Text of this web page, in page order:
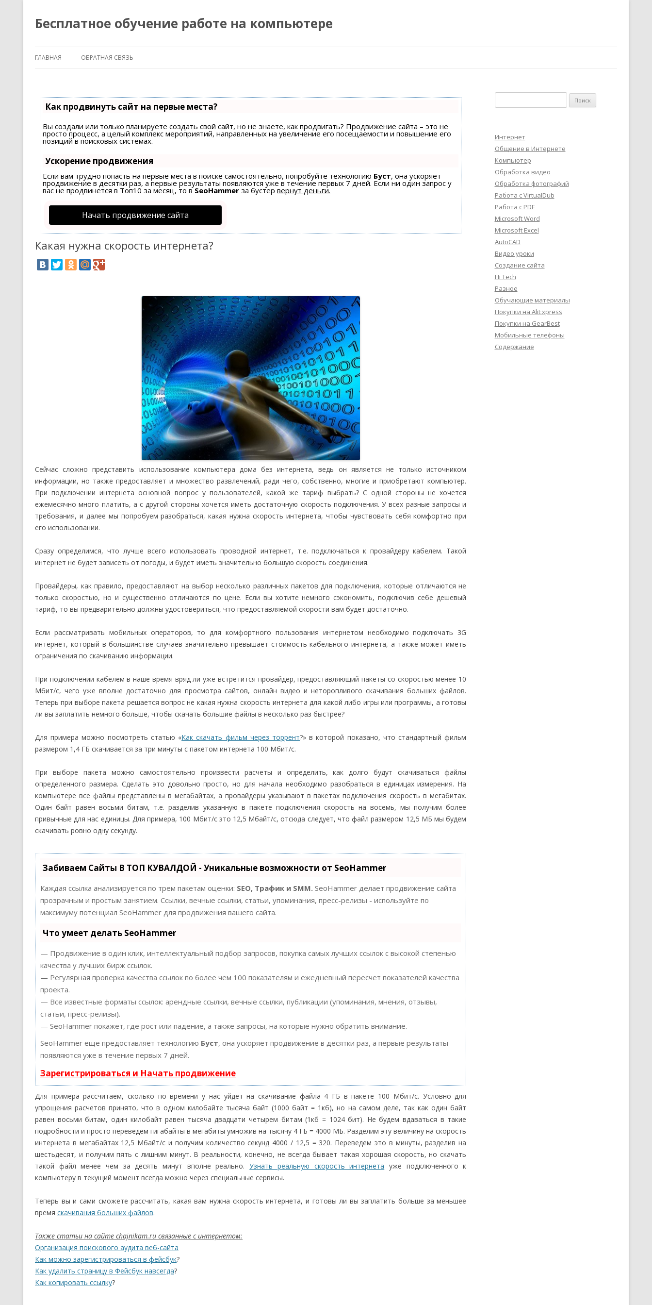
Бесплатное обучение работе на компьютере
ГЛАВНАЯ ОБРАТНАЯ СВЯЗЬ
Как продвинуть сайт на первые места?
Вы создали или только планируете создать свой сайт, но не знаете, как продвигать? Продвижение сайта – это не
просто процесс, а целый комплекс мероприятий, направленных на увеличение его посещаемости и повышение его
позиций в поисковых системах.
Ускорение продвижения
Если вам трудно попасть на первые места в поиске самостоятельно, попробуйте технологию Буст, она ускоряет
продвижение в десятки раз, а первые результаты появляются уже в течение первых 7 дней. Если ни один запрос у
вас не продвинется в Топ10 за месяц, то вSeoHammer за бустер вернут деньги.
Начать продвижение сайта
Какая нужна скорость интернета?
Сейчас сложно представить использование компьютера дома без интернета, ведь он является не только источником
информации, но также предоставляет и множество развлечений, ради чего, собственно, многие и приобретают компьютер.
При подключении интернета основной вопрос у пользователей, какой же тариф выбрать? С одной стороны не хочется
ежемесячно много платить, а с другой стороны хочется иметь достаточную скорость подключения. У всех разные запросы и
требования, и далее мы попробуем разобраться, какая нужна скорость интернета, чтобы чувствовать себя комфортно при
его использовании.
Сразу определимся, что лучше всего использовать проводной интернет, т.е. подключаться к провайдеру кабелем. Такой
интернет не будет зависеть от погоды, и будет иметь значительно большую скорость соединения.
Провайдеры, как правило, предоставляют на выбор несколько различных пакетов для подключения, которые отличаются не
только скоростью, но и существенно отличаются по цене. Если вы хотите немного сэкономить, подключив себе дешевый
тариф, то вы предварительно должны удостовериться, что предоставляемой скорости вам будет достаточно.
Если рассматривать мобильных операторов, то для комфортного пользования интернетом необходимо подключать 3G
интернет, который в большинстве случаев значительно превышает стоимость кабельного интернета, а также может иметь
ограничения по скачиванию информации.
При подключении кабелем в наше время вряд ли уже встретится провайдер, предоставляющий пакеты со скоростью менее 10
Мбит/с, чего уже вполне достаточно для просмотра сайтов, онлайн видео и неторопливого скачивания больших файлов.
Теперь при выборе пакета решается вопрос не какая нужна скорость интернета для какой либо игры или программы, а готовы
ли вы заплатить немного больше, чтобы скачать большие файлы в несколько раз быстрее?
Для примера можно посмотреть статью «Как скачать фильм через торрент?» в которой показано, что стандартный фильм
размером 1,4 ГБ скачивается за три минуты с пакетом интернета 100 Мбит/с.
При выборе пакета можно самостоятельно произвести расчеты и определить, как долго будут скачиваться файлы
определенного размера. Сделать это довольно просто, но для начала необходимо разобраться в единицах измерения. На
компьютере все файлы представлены в мегабайтах, а провайдеры указывают в пакетах подключения скорость в мегабитах.
Один байт равен восьми битам, т.е. разделив указанную в пакете подключения скорость на восемь, мы получим более
привычные для нас единицы. Для примера, 100 Мбит/с это 12,5 Мбайт/с, отсюда следует, что файл размером 12,5 МБ мы будем
скачивать ровно одну секунду.
Забиваем Сайты В ТОП КУВАЛДОЙ - Уникальные возможности от SeoHammer
Каждая ссылка анализируется по трем пакетам оценки: SEO, Трафик и SMM. SeoHammer делает продвижение сайта
прозрачным и простым занятием. Ссылки, вечные ссылки, статьи, упоминания, пресс-релизы - используйте по
максимуму потенциал SeoHammer для продвижения вашего сайта.
Что умеет делать SeoHammer
— Продвижение в один клик, интеллектуальный подбор запросов, покупка самых лучших ссылок с высокой степенью
качества у лучших бирж ссылок.
— Регулярная проверка качества ссылок по более чем 100 показателям и ежедневный пересчет показателей качества
проекта.
— Все известные форматы ссылок: арендные ссылки, вечные ссылки, публикации (упоминания, мнения, отзывы,
статьи, пресс-релизы).
— SeoHammer покажет, где рост или падение, а также запросы, на которые нужно обратить внимание.
SeoHammer еще предоставляет технологию Буст, она ускоряет продвижение в десятки раз, а первые результаты
появляются уже в течение первых 7 дней.
Зарегистрироваться и Начать продвижение
Для примера рассчитаем, сколько по времени у нас уйдет на скачивание файла 4 ГБ в пакете 100 Мбит/с. Условно для
упрощения расчетов принято, что в одном килобайте тысяча байт (1000 байт = 1кб), но на самом деле, так как один байт
равен восьми битам, один килобайт равен тысяча двадцати четырем битам (1кб = 1024 бит). Не будем вдаваться в такие
подробности и просто переведем гигабайты в мегабиты умножив на тысячу 4 ГБ = 4000 МБ. Разделим эту величину на скорость
интернета в мегабайтах 12,5 Мбайт/с и получим количество секунд 4000 / 12,5 = 320. Переведем это в минуты, разделив на
шестьдесят, и получим пять с лишним минут. В реальности, конечно, не всегда бывает такая хорошая скорость, но скачать
такой файл менее чем за десять минут вполне реально.Узнать реальную скорость интернета уже подключенного к
компьютеру в текущий момент всегда можно через специальные сервисы.
Теперь вы и сами сможете рассчитать, какая вам нужна скорость интернета, и готовы ли вы заплатить больше за меньшее
время скачивания больших файлов.
Также статьи на сайте chajnikam.ru связанные с интернетом:
Организация поискового аудита веб-сайта
Как можно зарегистрироваться в фейсбук?
Как удалить страницу в Фейсбук навсегда?
Как копировать ссылку?
Интернет
Общение в Интернете
Компьютер
Обработка видео
Обработка фотографий
Работа с VirtualDub
Работа с PDF
Microsoft Word
Microsoft Excel
AutoCAD
Видео уроки
Создание сайта
Hi Tech
Разное
Обучающие материалы
Покупки на AliExpress
Покупки на GearBest
Мобильные телефоны
Содержание